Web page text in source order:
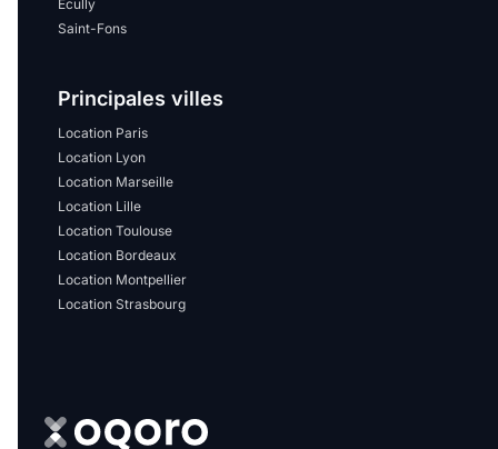
Écully
Saint-Fons
Principales villes
Location Paris
Location Lyon
Location Marseille
Location Lille
Location Toulouse
Location Bordeaux
Location Montpellier
Location Strasbourg